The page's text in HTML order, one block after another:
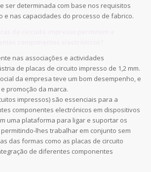
ser determinada com base nos requisitos
e nas capacidades do processo de fabrico.
nas associações e actividades
de placas de circuito impresso de 1,2 mm.
da empresa teve um bom desempenho, e
promoção da marca.
impressos) são essenciais para a
componentes electrónicos em dispositivos
uma plataforma para ligar e suportar os
lhes trabalhar em conjunto sem
das formas como as placas de circuito
de diferentes componentes